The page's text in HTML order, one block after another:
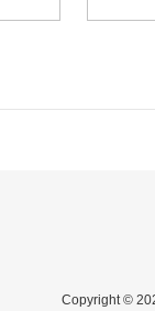
Copyright ©